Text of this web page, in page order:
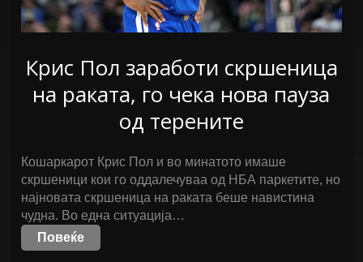
Крис Пол заработи скршеница
на раката, го чека нова пауза
од терените
Кошаркарот Крис Пол и во минатото имаше
скршеници кои го оддалечуваа од НБА паркетите, но
најновата скршеница на раката беше навистина
чудна. Во една ситуација…
Повеќе